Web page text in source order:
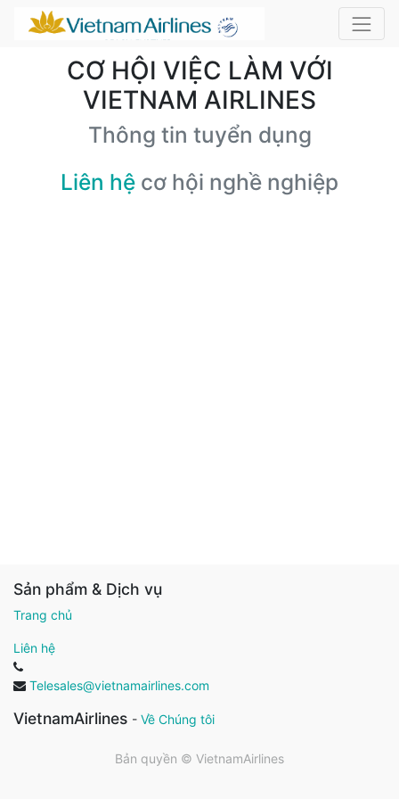
CƠ HỘI VIỆC LÀM VỚI
VIETNAM AIRLINES
Thông tin tuyển dụng
Liên hệ cơ hội nghề nghiệp
Sản phẩm & Dịch vụ
Trang chủ
Liên hệ
Telesales@vietnamairlines.com
VietnamAirlines - Về Chúng tôi
Bản quyền © VietnamAirlines